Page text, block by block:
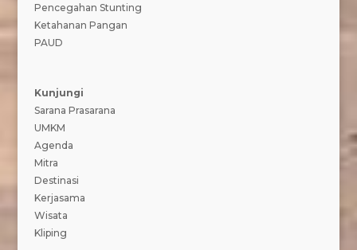
Pencegahan Stunting
Ketahanan Pangan
PAUD
Kunjungi
Sarana Prasarana
UMKM
Agenda
Mitra
Destinasi
Kerjasama
Wisata
Kliping